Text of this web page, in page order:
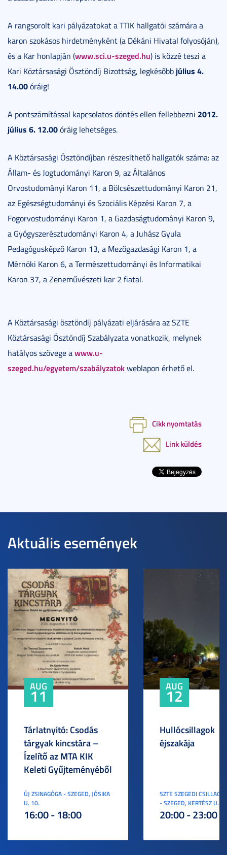
A rangsorolt kari pályázatokat a TTIK hallgatói számára a
karon szokásos hirdetményként (a Dékáni Hivatal folyosóján),
és a Kar honlapján (www.sci.u-szeged.hu) is közzé teszi a
Kari Köztársasági Ösztöndíj Bizottság, legkésőbb július 4.
14.00óráig!
A pontszámítással kapcsolatos döntés ellen fellebbezni 2012.
július 6. 12.00óráig lehetséges.
A Köztársasági Ösztöndíjban részesíthető hallgatók száma: az
Állam- és Jogtudományi Karon 9, az Általános
Orvostudományi Karon 11, a Bölcsészettudományi Karon 21,
az Egészségtudományi és Szociális Képzési Karon 7, a
Fogorvostudományi Karon 1, a Gazdaságtudományi Karon 9,
a Gyógyszerésztudományi Karon 4, a Juhász Gyula
Pedagógusképző Karon 13, a Mezőgazdasági Karon 1, a
Mérnöki Karon 6, a Természettudományi és Informatikai
Karon 37, a Zeneművészeti kar 2 fiatal.
A Köztársasági ösztöndíj pályázati eljárására az SZTE
Köztársasági Ösztöndíj Szabályzata vonatkozik, melynek
hatályos szövege awww.u-
szeged.hu/egyetem/szabályzatokweblapon érhető el.
Cikk nyomtatás
Link küldés
Aktuális események
AUG
11
Tárlatnyitó: Csodás
tárgyak kincstára –
Ízelítő az MTA KIK
Keleti Gyűjteményéből
ÚJ ZSINAGÓGA - SZEGED, JÓSIKA
U. 10.
16:00 - 18:00
AUG
12
Hullócsillagok
éjszakája
SZTE SZEGEDI
- SZEGED, KERTÉSZ U. 3.
20:00 - 23:00